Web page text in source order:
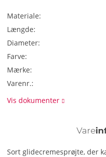
Materiale:
Længde:
Diameter:
Farve:
Mærke:
Varenr.:
Vis dokumenter
Vare
Sort glidecremesprøjte, der